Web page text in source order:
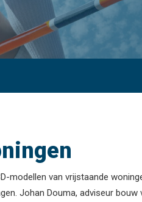
modellen van vrijstaande
Johan Douma, adviseur